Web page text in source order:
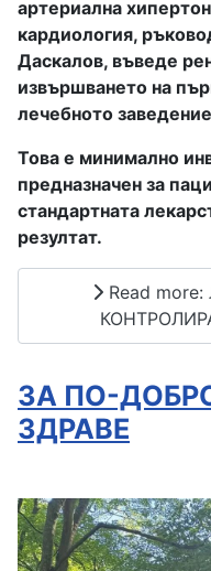
артериална
кардиология,
Даскалов, въведе
извършването на
лечебното
Това е минимално
предназначен за
стандартната
резултат.
Read
ЗА ПО-
ЗДРАВЕ